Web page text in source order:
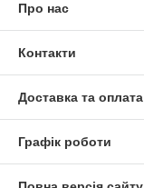
Про нас
Контакти
Доставка та оплата
Графік роботи